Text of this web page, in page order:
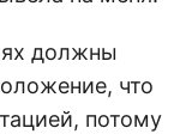
должны
что
потому